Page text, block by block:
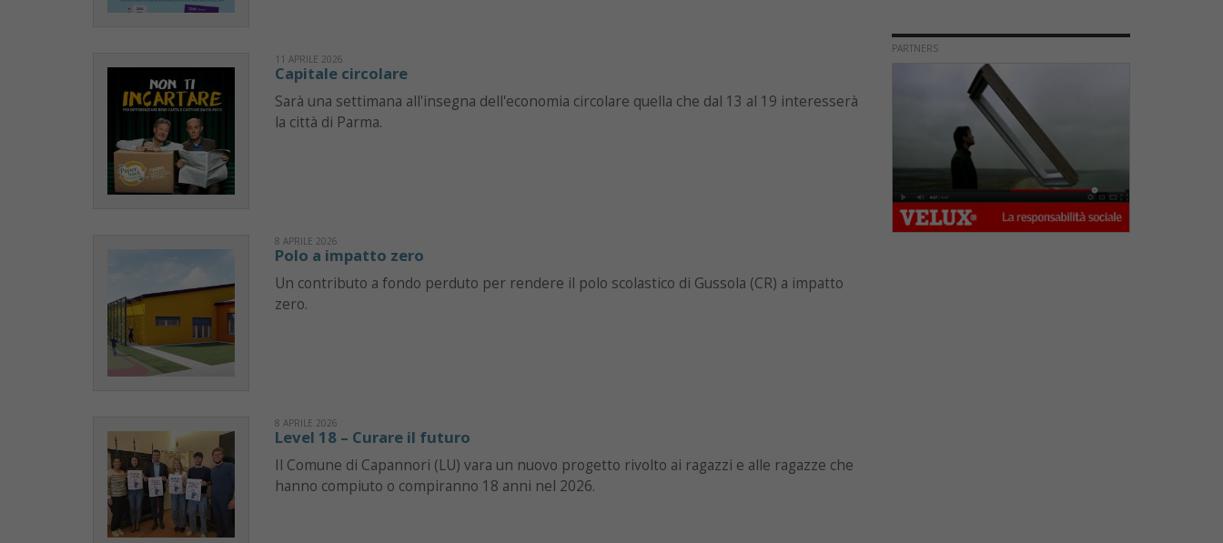
11 APRILE 2026
Capitale circolare
Sarà una settimana all'insegna dell'economia circolare quella che dal 13 al 19 interesserà
la città di Parma.
8 APRILE 2026
Polo a impatto zero
Un contributo a fondo perduto per rendere il polo scolastico di Gussola (CR) a impatto
zero.
8 APRILE 2026
Level 18 – Curare il futuro
Il Comune di Capannori (LU) vara un nuovo progetto rivolto ai ragazzi e alle ragazze che
hanno compiuto o compiranno 18 anni nel 2026.
PARTNERS